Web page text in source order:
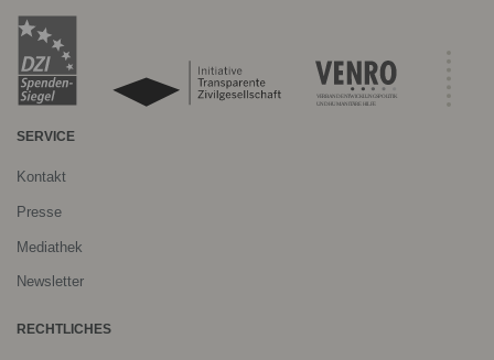
SERVICE
Kontakt
Presse
Mediathek
Newsletter
RECHTLICHES